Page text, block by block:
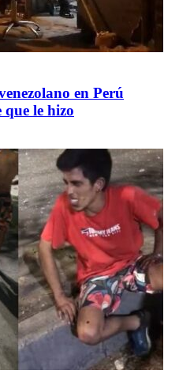
en Perú
que le hizo